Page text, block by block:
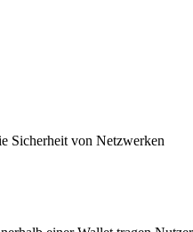
Sicherheit von Netzwerken